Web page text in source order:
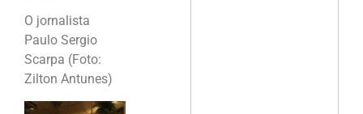
O jornalista
Paulo Sergio
Scarpa (Foto:
Zilton Antunes)